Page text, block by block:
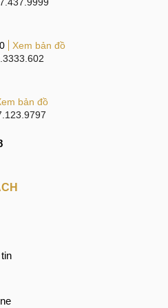
thoại thông thường.
về hiệu năng và bộ nhớ
hiệu năng mạnh mẽ hơn với
hơn Snapdragon 8+ Gen 1
Z Flip5 và Galaxy Z Flip 4:
Xem bản đồ
bản đồ